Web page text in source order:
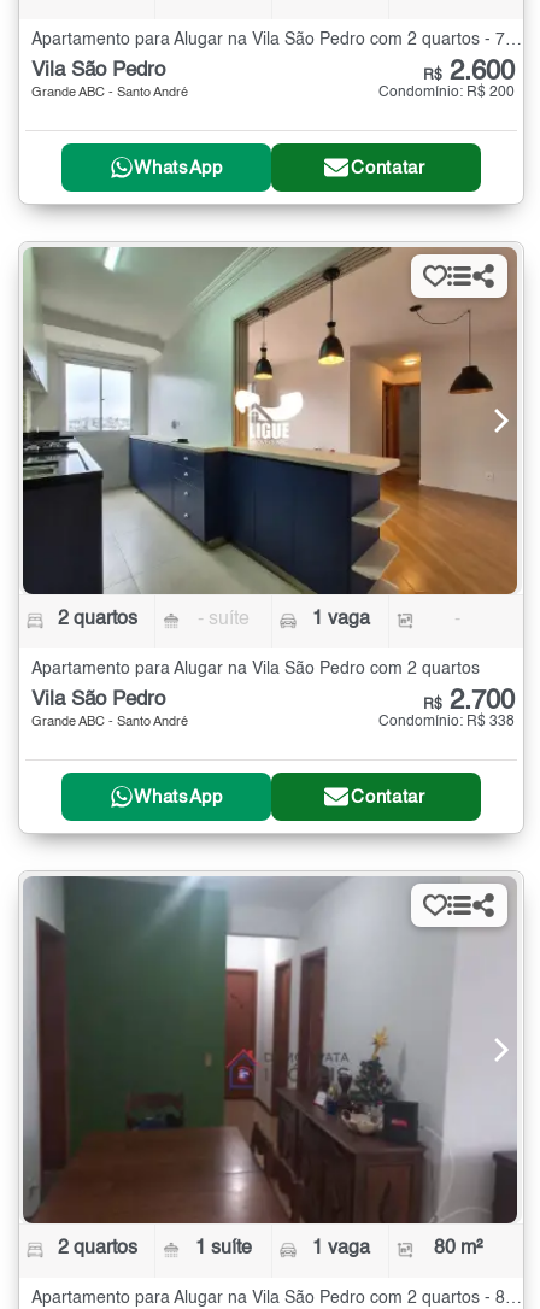
Apartamento para Alugar na Vila São Pedro com 2 quartos - 70 m²
Vila São Pedro
Grande ABC - Santo André
R$ 2.600
Condomínio: R$ 200
WhatsApp Contatar
2 quartos - suíte 1 vaga -
Apartamento para Alugar na Vila São Pedro com 2 quartos
Vila São Pedro
Grande ABC - Santo André
R$ 2.700
Condomínio: R$ 338
WhatsApp Contatar
2 quartos 1 suíte 1 vaga 80 m²
Apartamento para Alugar na Vila São Pedro com 2 quartos - 80 m²